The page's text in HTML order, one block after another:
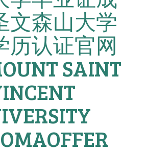
文森山大学
历认证官网
SAINT